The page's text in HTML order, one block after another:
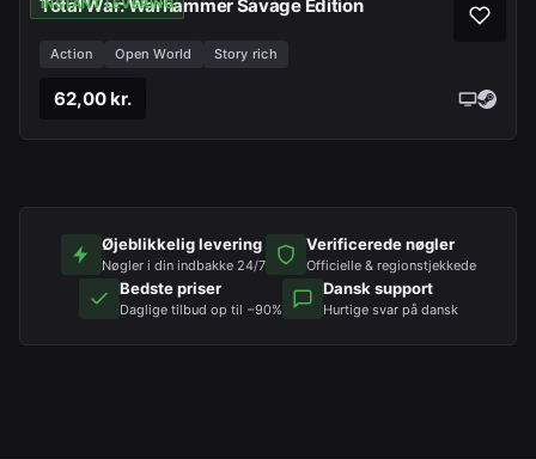
INSTANT LEVERING
Total War: Warhammer Savage Edition
Action Open World Story rich
62,00 kr.
Øjeblikkelig levering
Nøgler i din indbakke 24/7
Verificerede nøgler
Officielle & regionstjekkede
Bedste priser
Daglige tilbud op til −90%
Dansk support
Hurtige svar på dansk